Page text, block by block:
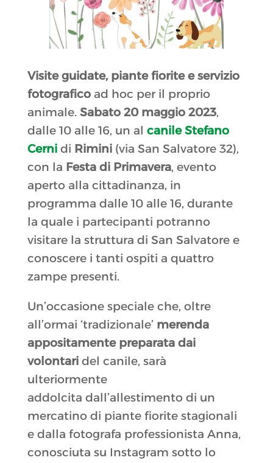
Visite guidate, piante fiorite e servizio
fotograficoad hoc per il proprio
animale. Sabato 20 maggio 2023,
dalle 10 alle 16, un al canile Stefano
Cernidi Rimini(via San Salvatore 32),
con la Festa di Primavera, evento
aperto alla cittadinanza, in
programma dalle 10 alle 16, durante
la quale i partecipanti potranno
visitare la struttura di San Salvatore e
conoscere i tanti ospiti a quattro
zampe presenti.
Un’occasione speciale che, oltre
all’ormai ‘tradizionale’ merenda
appositamente preparata dai
volontaridel canile, sarà
ulteriormente
addolcita dall’allestimento di un
mercatino di piante fiorite stagionali
e dalla fotografa professionista Anna,
conosciuta su Instagram sotto lo